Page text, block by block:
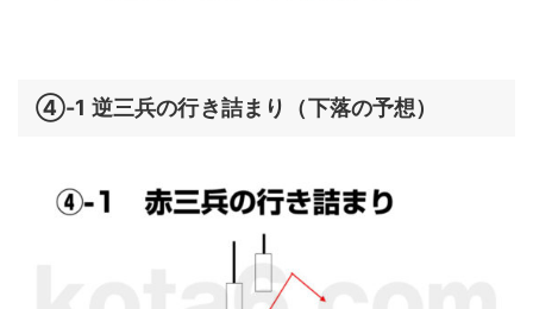
④-1 逆三兵の行き詰まり（下落の予想）